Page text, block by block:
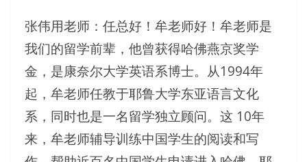
张伟用老师：任总好！牟老师好！牟老师是
我们的留学前辈，他曾获得哈佛燕京奖学
金，是康奈尔大学英语系博士。从1994年
起，牟老师任教于耶鲁大学东亚语言文化
系，同时也是一名留学独立顾问。这 10年
来，牟老师辅导训练中国学生的阅读和写